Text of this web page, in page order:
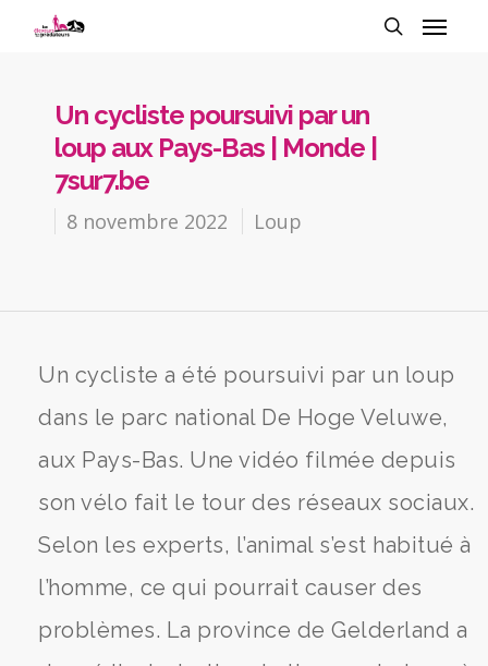
Un cycliste poursuivi par un
loup aux Pays-Bas | Monde |
7sur7.be
8 novembre 2022 Loup
Un cycliste a été poursuivi par un loup
dans le parc national De Hoge Veluwe,
aux Pays-Bas. Une vidéo filmée depuis
son vélo fait le tour des réseaux sociaux.
Selon les experts, l’animal s’est habitué à
l’homme, ce qui pourrait causer des
problèmes. La province de Gelderland a